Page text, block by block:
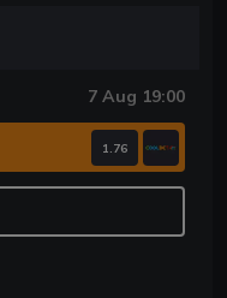
7 Aug 19:00
1.76